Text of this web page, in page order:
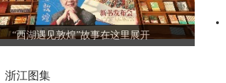
“西湖遇见敦煌”故事在这里展开
浙江图集